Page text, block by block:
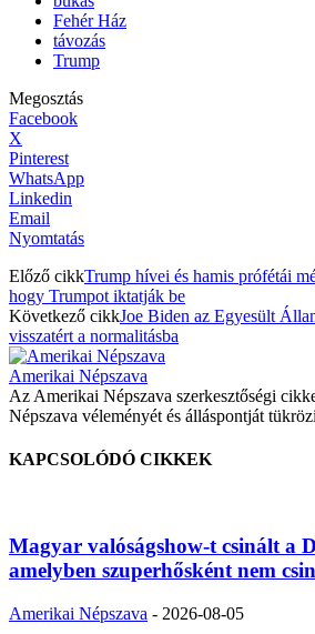
Fehér Ház
távozás
Trump
Megosztás
Facebook
X
Pinterest
WhatsApp
Linkedin
Email
Nyomtatás
Előző cikkTrump hívei és hamis prófétái
hogy Trumpot iktatják be
Következő cikkJoe Biden az Egyesült
visszatért a normalitásba
Amerikai Népszava
Az Amerikai Népszava szerkesztőségi
Népszava véleményét és álláspontját
KAPCSOLÓDÓ CIKKEK
Magyar valóságshow-t csinált a
amelyben szuperhősként nem
Amerikai Népszava - 2026-08-05